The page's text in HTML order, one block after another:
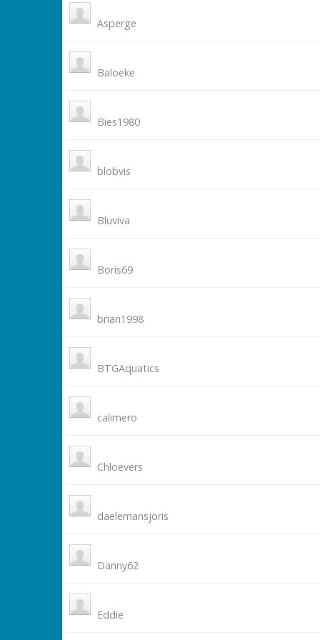
Asperge
Baloeke
Bies1980
blobvis
Bluviva
Boris69
brian1998
BTGAquatics
calimero
Chloevers
daelemansjoris
Danny62
Eddie